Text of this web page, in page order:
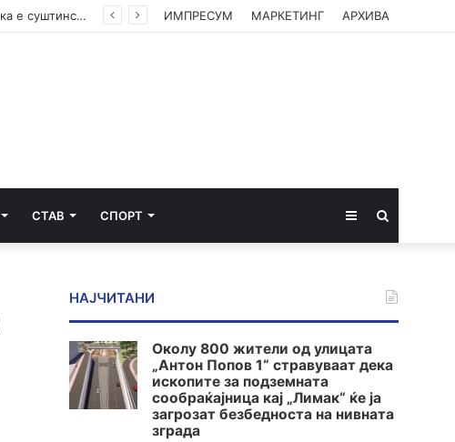
(ФОТО) Ахмети на средба со в.д. амбасадорката на САД: Американската поддршка е суштинска за зачувување на духот на Охридскиот договор ИМПРЕСУМ МАРКЕТИНГ АРХИВА
СТАВ СПОРТ Sidebar
НАЈЧИТАНИ
Околу 800 жители од улицата
„Антон Попов 1“ стравуваат дека
ископите за подземната
сообраќајница кај „Лимак“ ќе ја
загрозат безбедноста на нивната
зграда